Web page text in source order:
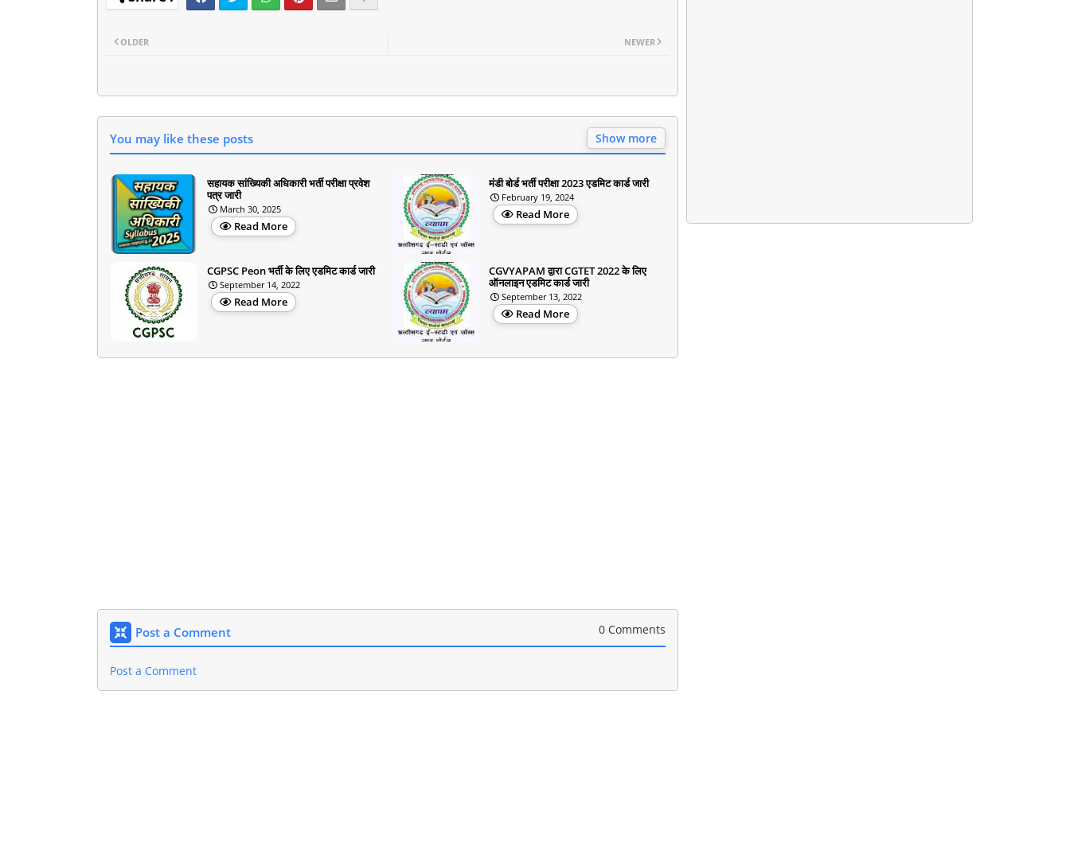
NEWER
OLDER
You may like these posts Show more
सहायक सांख्यिकी अधिकारी भर्ती परीक्षा प्रवेश
पत्र जारी
March 30, 2025
Read More
मंडी बोर्ड भर्ती परीक्षा 2023 एडमिट कार्ड जारी
February 19, 2024
Read More
CGPSC Peon भर्ती के लिए एडमिट कार्ड जारी
September 14, 2022
Read More
CGVYAPAM द्वारा CGTET 2022 के लिए
ऑनलाइन एडमिट कार्ड जारी
September 13, 2022
Read More
Post a Comment 0 Comments
Post a Comment